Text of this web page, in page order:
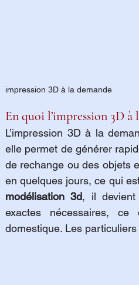
impression 3D à la demande
En quoi l’impression 3D
L’impression 3D à la
elle permet de générer
de rechange ou des objets
modélisation 3d, il devient
exactes nécessaires, ce
domestique. Les